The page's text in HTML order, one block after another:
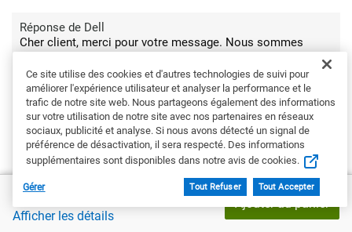
Réponse de Dell
Cher client, merci pour votre message. Nous sommes
sincèrement désolés de la difficulté rencontrée concernant
votre demande de retour et souhaitons vérifier vos
conditions de commande et les options disponibles. Notre
objectif est de vous accompagner clairement sur les
prochaines étapes. Pour un suivi personnalisé, contactez le
Service Client France :https://url.dell.com/6bfb08Nous
comprenons votre attente et ferons le nécessaire pour
faciliter la démarche. – Chay
Recommanderiez-vous ce produit à un ami?Non
Prix Dell
1 697,38 €
Afficher les détails
Ce site utilise des cookies et d'autres technologies de suivi pour
améliorer l'expérience utilisateur et analyser la performance et le
trafic de notre site web. Nous partageons également des informations
sur votre utilisation de notre site avec nos partenaires en réseaux
sociaux, publicité et analyse. Si nous avons détecté un signal de
préférence de désactivation, il sera respecté. Des informations
supplémentaires sont disponibles dans notre avis de cookies.
Gérer Tout Refuser Tout Accepter